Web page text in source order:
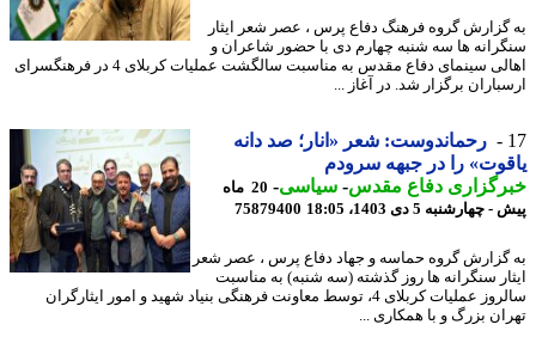
گروه فرهنگ دفاع پرس ، عصر شعر ایثار
ها سه شنبه چهارم دی با حضور شاعران و
اهالی سینمای دفاع مقدس به مناسبت سالگشت عملیات کربلای 4 در فرهنگسرای
برگزار شد. در آغاز ...
رحماندوست: شعر «انار؛ صد دانه
را در جبهه سرودم
دفاع مقدس-سیاسی-
20 ماه
5 دی 1403، 18:05
75879400
گروه حماسه و جهاد دفاع پرس ، عصر شعر
سنگرانه ها روز گذشته (سه شنبه) به مناسبت
سالروز عملیات کربلای 4، توسط معاونت فرهنگی بنیاد شهید و امور ایثارگران
بزرگ و با همکاری ...